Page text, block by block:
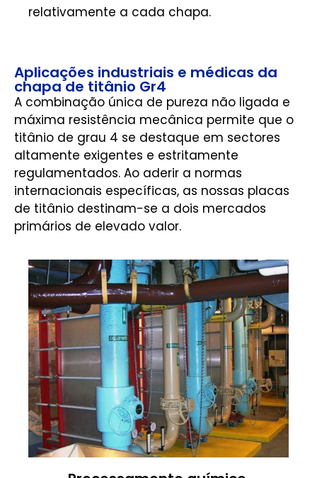
relativamente a cada chapa.
Aplicações industriais e médicas da
chapa de titânio Gr4
A combinação única de pureza não ligada e
máxima resistência mecânica permite que o
titânio de grau 4 se destaque em sectores
altamente exigentes e estritamente
regulamentados. Ao aderir a normas
internacionais específicas, as nossas placas
de titânio destinam-se a dois mercados
primários de elevado valor.